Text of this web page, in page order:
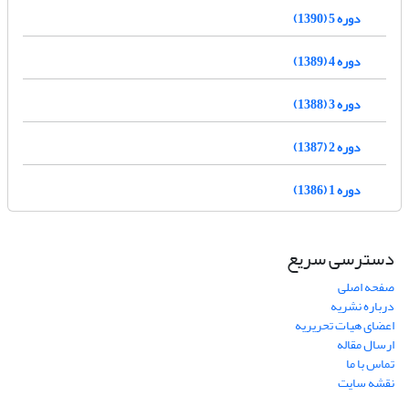
دوره 5 (1390)
دوره 4 (1389)
دوره 3 (1388)
دوره 2 (1387)
دوره 1 (1386)
دسترسی سریع
صفحه اصلی
درباره نشریه
اعضای هیات تحریریه
ارسال مقاله
تماس با ما
نقشه سایت